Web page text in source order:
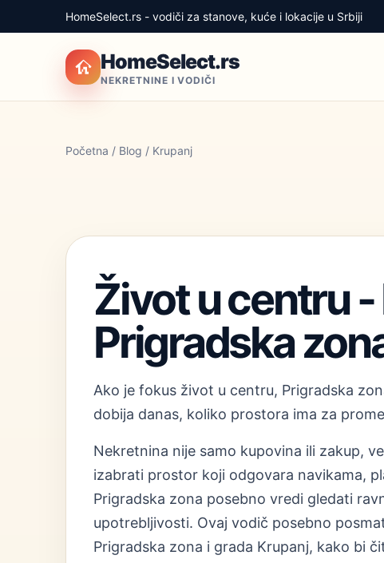
HomeSelect.rs - vodiči za stanove, kuće i lokacije u Srbiji
HomeSelect.rs
NEKRETNINE I VODIČI
Početna / Blog / Krupanj
Život u centru
Prigradska
Ako je fokus život u centru, Prigradska
dobija danas, koliko prostora ima za
Nekretnina nije samo kupovina ili zakup,
izabrati prostor koji odgovara navikama,
Prigradska zona posebno vredi gledati
upotrebljivosti. Ovaj vodič posebno
Prigradska zona i grada Krupanj, kako bi